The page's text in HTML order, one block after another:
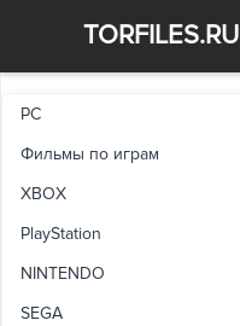
TORFILES.RU
PC
Фильмы по играм
XBOX
PlayStation
NINTENDO
SEGA